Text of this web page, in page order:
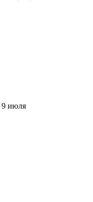
9 июля